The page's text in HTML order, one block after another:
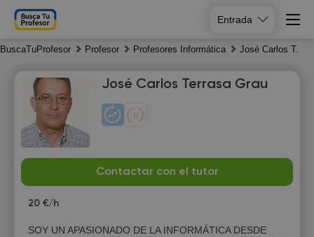
Entrada
BuscaTuProfesor Profesor Profesores Informática José Carlos T.
José Carlos Terrasa Grau
Contactar con el tutor
20 €/h
SOY UN APASIONADO DE LA INFORMÁTICA DESDE
10
Tu
11
We
12
13
19:00 19:00 19:00 19:00